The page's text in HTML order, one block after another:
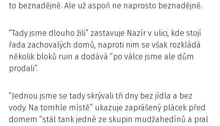
to beznadějně. Ale už aspoň ne naprosto beznadějně.
“Tady jsme dlouho žili” zastavuje Nazír v ulici, kde stojí
řada zachovalých domů, naproti nim se však rozkládá
několik bloků ruin a dodává “po válce jsme ale dům
prodali”.
“Jednou jsme se tady skrývali tři dny bez jídla a bez
vody. Na tomhle místě” ukazuje zaprášený plácek před
domem “stál tank jedné ze skupin mudžahedínů a pral